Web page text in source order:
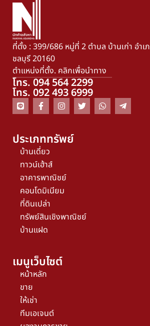
ที่ตั้ง : 399/686 หมู่ที่ 2 ตำบล บ้านเก่า อำ
ชลบุรี 20160
ตำแหน่งที่ตั้ง. คลิกเพื่อนำทาง
โทร. 094 564 2299
โทร. 092 493 6999
ประเภททรัพย์
บ้านเดี่ยว
ทาวน์เฮ้าส์
อาคารพาณิชย์
คอนโดมิเนียม
ที่ดินเปล่า
ทรัพย์สินเชิงพาณิชย์
บ้านแฝด
เมนูเว็บไซต์
หน้าหลัก
ขาย
ให้เช่า
ทีมเอเจนต์